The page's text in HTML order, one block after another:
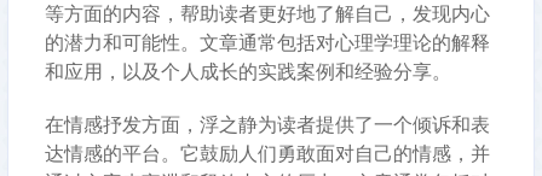
等方面的内容，帮助读者更好地了解自己，发现内心
的潜力和可能性。文章通常包括对心理学理论的解释
和应用，以及个人成长的实践案例和经验分享。
在情感抒发方面，浮之静为读者提供了一个倾诉和表
达情感的平台。它鼓励人们勇敢面对自己的情感，并